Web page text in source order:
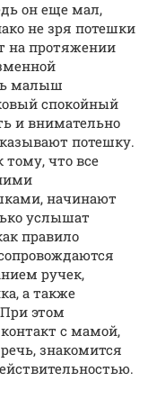
он еще мал,
не зря потешки
на протяжении
малыш
спокойный
и внимательно
потешку.
что все
начинают
услышат
правило
ручек,
а также
этом
с мамой,
знакомится